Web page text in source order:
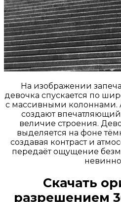
На изображении
девочка спускается по
с массивными колоннами.
создают
величие строения.
выделяется на фоне
создавая контраст и
передаёт ощущение
Скачать
разрешением